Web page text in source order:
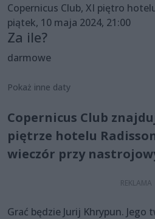
Copernicus Club, XI piętro
piątek, 10 maja 2024, 21:00
Za ile?
darmowe
Pokaż inne daty
Copernicus Club
piętrze hotelu
wieczór przy
Grać będzie Jurij Khrypun.